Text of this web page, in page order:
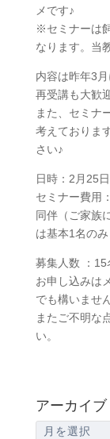
メです♪
※セミナーは
なります。当
内容は昨年3
再受講も大歓
また、セミナ
考えておりま
さい♪
日時：2月25
セミナー費用
同伴（ご家族
は基本1名のみ
募集人数 ：15
お申し込みは
でも構いません
またご不明な
い。
アーカイブ